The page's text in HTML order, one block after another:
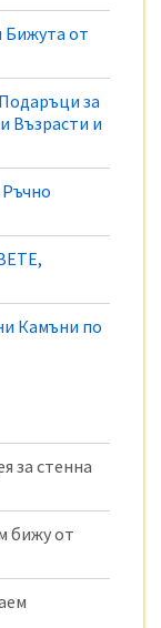
Бижута от
за
Възрасти и
Камъни по
за стенна
бижу от